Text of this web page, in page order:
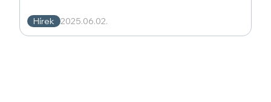
Hírek 2025.06.02.